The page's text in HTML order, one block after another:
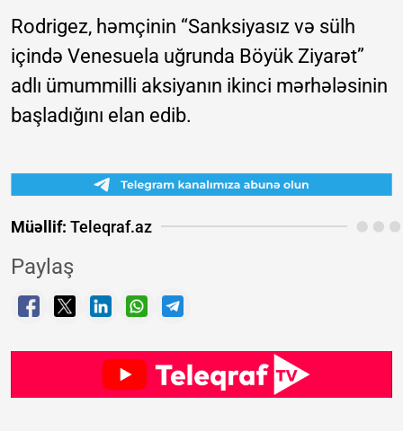
Rodrigez, həmçinin “Sanksiyasız və sülh
içində Venesuela uğrunda Böyük Ziyarət”
adlı ümummilli aksiyanın ikinci mərhələsinin
başladığını elan edib.
Müəllif: Teleqraf.az
Paylaş